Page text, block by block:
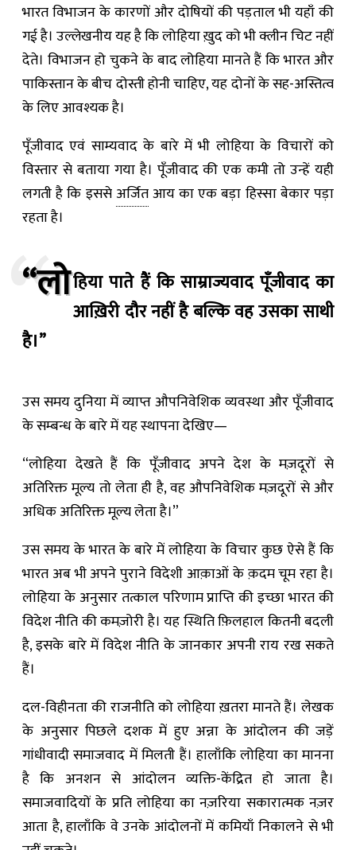
भारत विभाजन के कारणों और दोषियों की पड़ताल भी यहाँ की
गई है। उल्लेखनीय यह है कि लोहिया ख़ुद को भी क्लीन चिट नहीं
देते। विभाजन हो चुकने के बाद लोहिया मानते हैं कि भारत और
पाकिस्तान के बीच दोस्ती होनी चाहिए, यह दोनों के सह-अस्तित्व
के लिए आवश्यक है।
पूँजीवाद एवं साम्यवाद के बारे में भी लोहिया के विचारों को
विस्तार से बताया गया है। पूँजीवाद की एक कमी तो उन्हें यही
लगती है कि इससे अर्जितआय का एक बड़ा हिस्सा बेकार पड़ा
रहता है।
“लोहिया पाते हैं कि साम्राज्यवाद पूँजीवाद का
आख़िरी दौर नहीं है बल्कि वह उसका साथी
है।”
उस समय दुनिया में व्याप्त औपनिवेशिक व्यवस्था और पूँजीवाद
के सम्बन्ध के बारे में यह स्थापना देखिए—
“लोहिया देखते हैं कि पूँजीवाद अपने देश के मज़दूरों से
अतिरिक्त मूल्य तो लेता ही है, वह औपनिवेशिक मज़दूरों से और
अधिक अतिरिक्त मूल्य लेता है।”
उस समय के भारत के बारे में लोहिया के विचार कुछ ऐसे हैं कि
भारत अब भी अपने पुराने विदेशी आक़ाओं के क़दम चूम रहा है।
लोहिया के अनुसार तत्काल परिणाम प्राप्ति की इच्छा भारत की
विदेश नीति की कमज़ोरी है। यह स्थिति फ़िलहाल कितनी बदली
है, इसके बारे में विदेश नीति के जानकार अपनी राय रख सकते
हैं।
दल-विहीनता की राजनीति को लोहिया ख़तरा मानते हैं। लेखक
के अनुसार पिछले दशक में हुए अन्ना के आंदोलन की जड़ें
गांधीवादी समाजवाद में मिलती हैं। हालाँकि लोहिया का मानना
है कि अनशन से आंदोलन व्यक्ति-केंद्रित हो जाता है।
समाजवादियों के प्रति लोहिया का नज़रिया सकारात्मक नज़र
आता है, हालाँकि वे उनके आंदोलनों में कमियाँ निकालने से भी